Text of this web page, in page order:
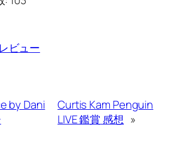
ビュー
by Dani
Curtis Kam Penguin
LIVE 鑑賞 感想 »